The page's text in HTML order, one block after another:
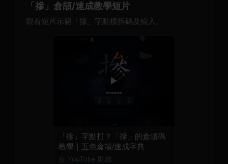
「摻」倉頡/速成教學短片
觀看短片示範「摻」字點樣拆碼及輸入。
▶
「摻」字點打？「摻」的倉頡碼
教學｜五色倉頡/速成字典
在 YouTube 開啟